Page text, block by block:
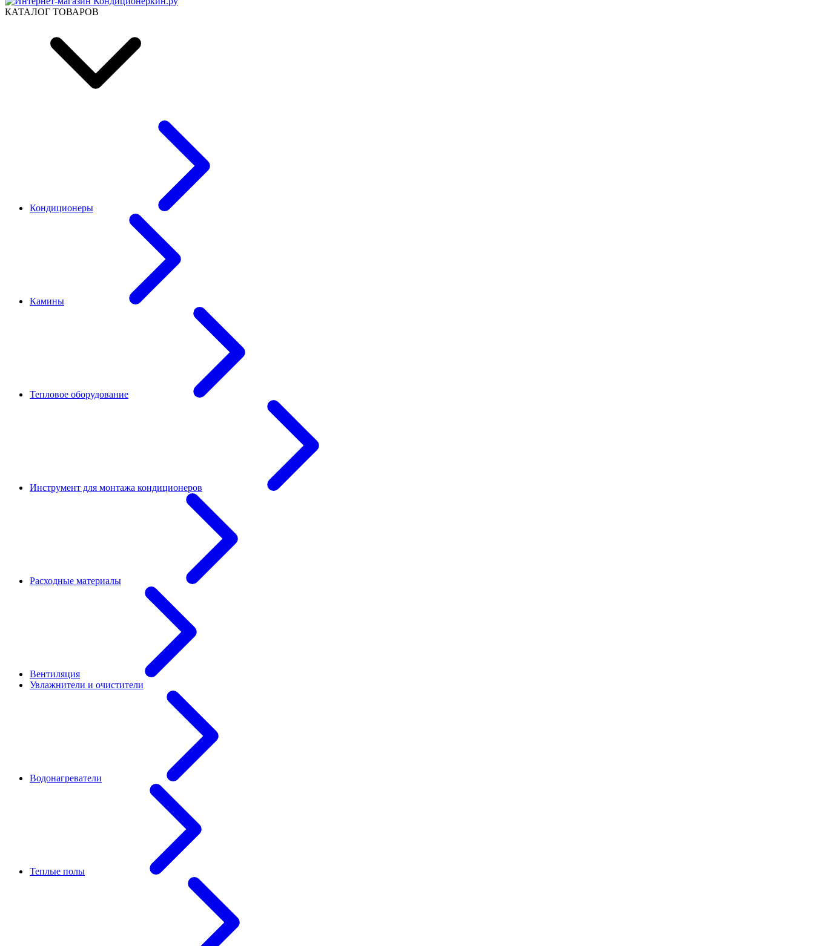
КАТАЛОГ ТОВАРОВ
Кондиционеры
Камины
Тепловое оборудование
Инструмент для монтажа кондиционеров
Расходные материалы
Вентиляция
Увлажнители и очистители
Водонагреватели
Теплые полы